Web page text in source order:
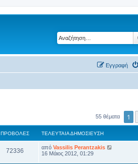
Εγγραφή
55 θέματα 1
ΠΡΟΒΟΛΈΣ ΤΕΛΕΥΤΑΊΑ ΔΗΜΟΣΊΕΥΣΗ
72336 από Vassilis Perantzakis
16 Μάιος 2012, 01:29